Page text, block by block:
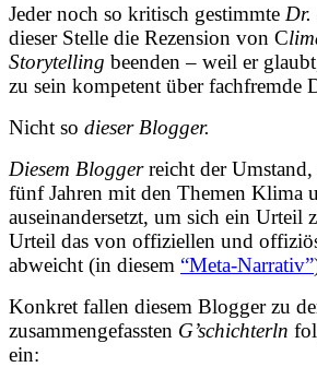
Jeder noch so kritisch gestimmte Dr.
dieser Stelle die Rezension von C
Storytelling beenden – weil er
zu sein kompetent über fachfremde
Nicht so dieser Blogger.
Diesem Bloggerreicht der Umstand,
fünf Jahren mit den Themen Klima
auseinandersetzt, um sich ein Urteil
Urteil das von offiziellen und
abweicht (in diesem “Meta-Narrativ”
Konkret fallen diesem Blogger zu
zusammengefassten G’schichterln
ein: